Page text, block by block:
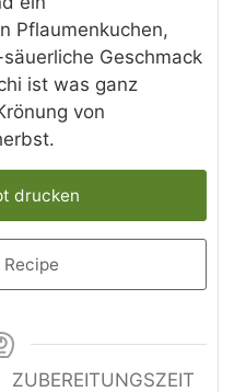
Pflaumenkuchen,
Geschmack
ist was ganz
von
drucken
Recipe
ZUBEREITUNGSZEIT